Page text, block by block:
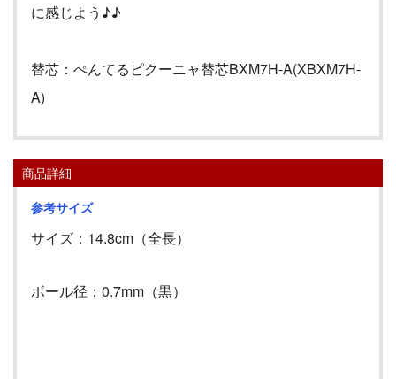
に感じよう♪♪
替芯：ぺんてるピクーニャ替芯BXM7H-A(XBXM7H-
A)
商品詳細
参考サイズ
サイズ：14.8cm（全長）
ボール径：0.7mm（黒）